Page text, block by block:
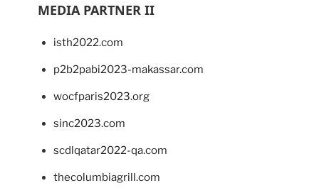
MEDIA PARTNER II
isth2022.com
p2b2pabi2023-makassar.com
wocfparis2023.org
sinc2023.com
scdlqatar2022-qa.com
thecolumbiagrill.com